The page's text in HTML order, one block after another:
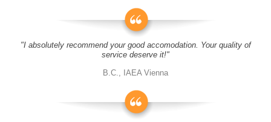
"I absolutely recommend your good accomodation. Your quality of
service deserve it!"
B.C., IAEA Vienna